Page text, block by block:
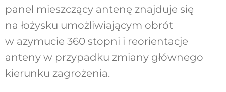
panel mieszczący antenę znajduje się
na łożysku umożliwiającym obrót
w azymucie 360 stopni i reorientacje
anteny w przypadku zmiany głównego
kierunku zagrożenia.